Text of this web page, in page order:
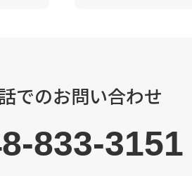
でのお問い合わせ
833-3151